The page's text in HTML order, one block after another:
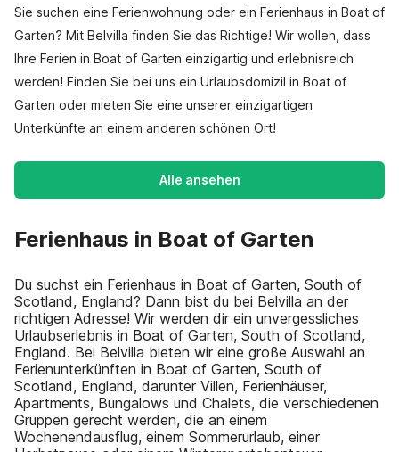
Sie suchen eine Ferienwohnung oder ein Ferienhaus in Boat of
Garten? Mit Belvilla finden Sie das Richtige! Wir wollen, dass
Ihre Ferien in Boat of Garten einzigartig und erlebnisreich
werden! Finden Sie bei uns ein Urlaubsdomizil in Boat of
Garten oder mieten Sie eine unserer einzigartigen
Unterkünfte an einem anderen schönen Ort!
Alle ansehen
Ferienhaus in Boat of Garten
Du suchst ein Ferienhaus in Boat of Garten, South of
Scotland, England? Dann bist du bei Belvilla an der
richtigen Adresse! Wir werden dir ein unvergessliches
Urlaubserlebnis in Boat of Garten, South of Scotland,
England. Bei Belvilla bieten wir eine große Auswahl an
Ferienunterkünften in Boat of Garten, South of
Scotland, England, darunter Villen, Ferienhäuser,
Apartments, Bungalows und Chalets, die verschiedenen
Gruppen gerecht werden, die an einem
Wochenendausflug, einem Sommerurlaub, einer